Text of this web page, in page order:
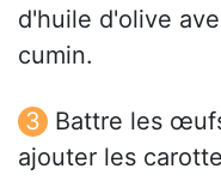
d'huile d'olive
cumin.
Battre les
ajouter les